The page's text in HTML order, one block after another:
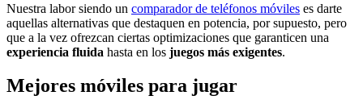
Nuestra labor siendo un comparador de teléfonos móviles es darte
aquellas alternativas que destaquen en potencia, por supuesto, pero
que a la vez ofrezcan ciertas optimizaciones que garanticen una
experiencia fluida hasta en los juegos más exigentes.
Mejores móviles para jugar